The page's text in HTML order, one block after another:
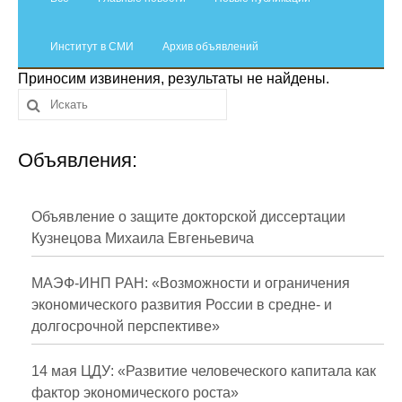
Сотрудники
Отчетность
Противодействие коррупции
Проблемы прогнозирования
О журнале
Номера журналов
Институт в СМИ Архив объявлений
Приносим извинения, результаты не найдены.
Объявления:
Объявление о защите докторской диссертации
Кузнецова Михаила Евгеньевича
МАЭФ-ИНП РАН: «Возможности и ограничения
экономического развития России в средне- и
долгосрочной перспективе»
14 мая ЦДУ: «Развитие человеческого капитала как
фактор экономического роста»